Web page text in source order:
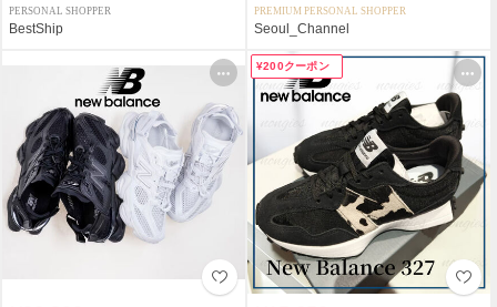
PERSONAL SHOPPER
BestShip
PREMIUM PERSONAL SHOPPER
Seoul_Channel
¥200クーポン